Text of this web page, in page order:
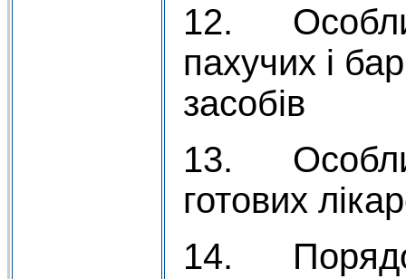
12.
пахучих і
засобів
13.
готових
14.